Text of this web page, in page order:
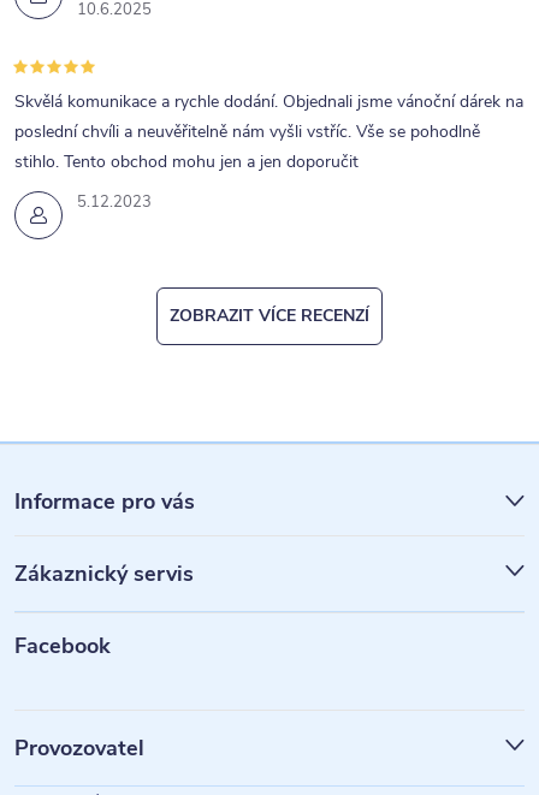
p
i
s
u
10.6.2025
5.12.2023
Skvělá komunikace a rychle dodání. Objednali jsme vánoční dárek na
poslední chvíli a neuvěřitelně nám vyšli vstříc. Vše se pohodlně
stihlo. Tento obchod mohu jen a jen doporučit
ZOBRAZIT VÍCE RECENZÍ
á
p
a
Informace pro vás
Zákaznický servis
Facebook
Provozovatel